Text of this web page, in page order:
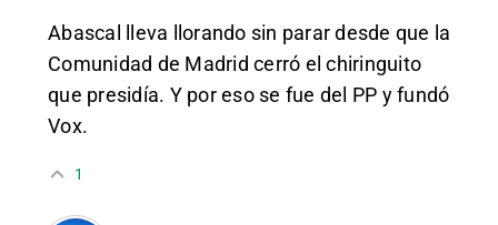
Abascal lleva llorando sin parar desde que la
Comunidad de Madrid cerró el chiringuito
que presidía. Y por eso se fue del PP y fundó
Vox.
1